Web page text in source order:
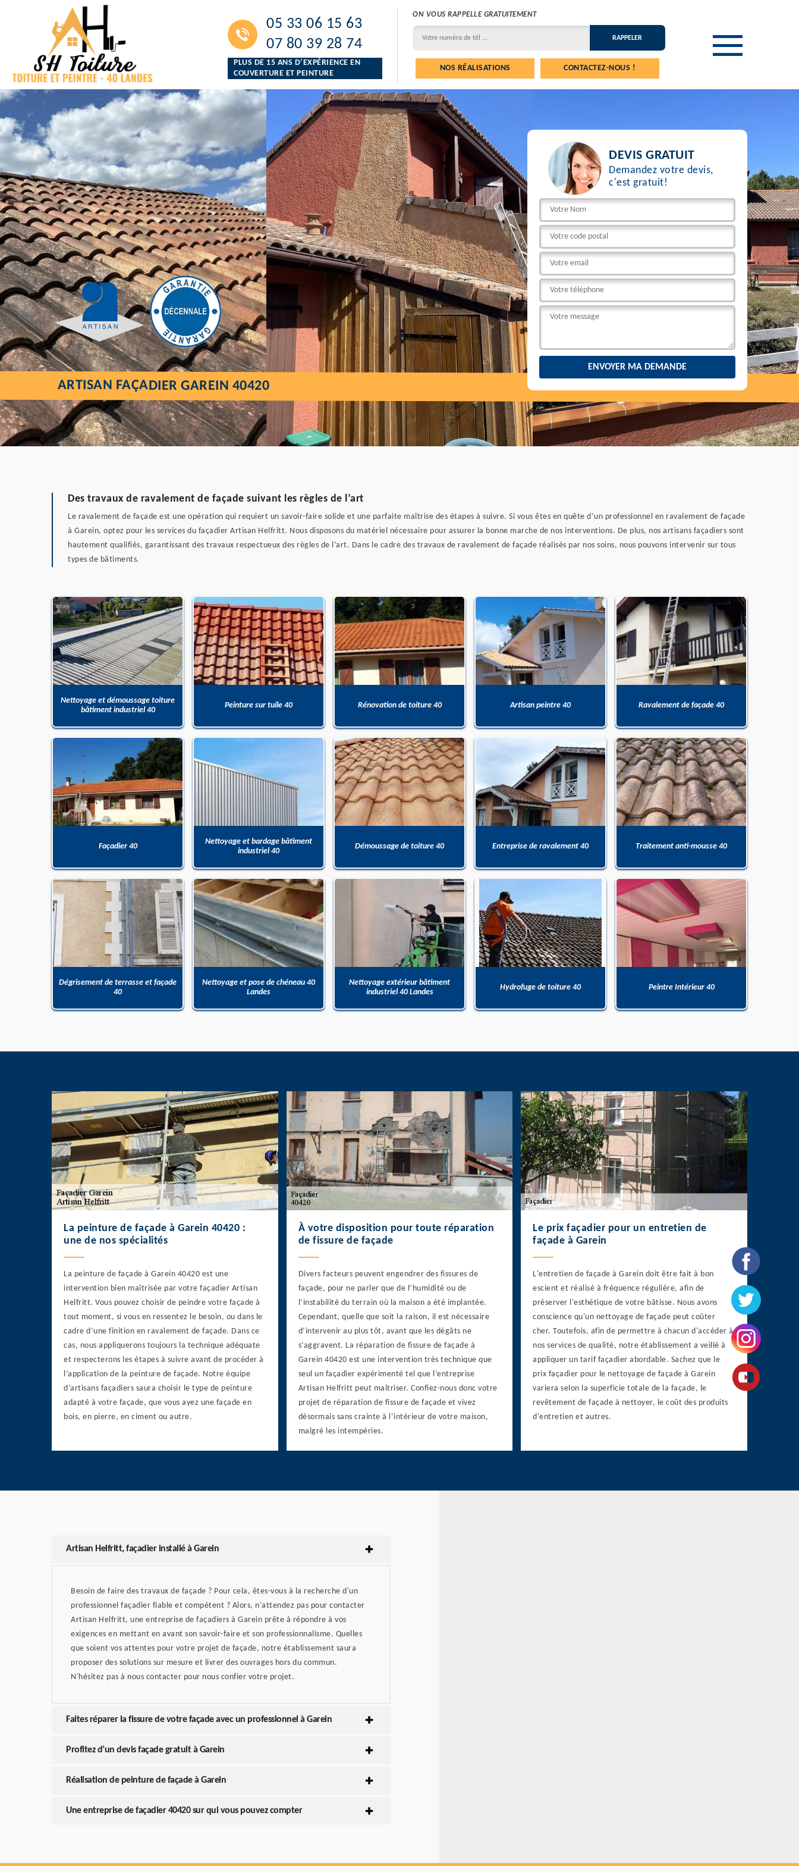
05 33 06 15 63
07 80 39 28 74
PLUS DE 15 ANS D’EXPÉRIENCE EN
COUVERTURE ET PEINTURE
ON VOUS RAPPELLE GRATUITEMENT
NOS RÉALISATIONS CONTACTEZ-NOUS !
DEVIS GRATUIT
Demandez votre devis,
c'est gratuit!
ARTISAN FAÇADIER GAREIN 40420
Des travaux de ravalement de façade suivant les règles de l’art
Le ravalement de façade est une opération qui requiert un savoir-faire solide et une parfaite maîtrise des étapes à suivre. Si vous êtes en quête d’un professionnel en ravalement de façade
à Garein, optez pour les services du façadier Artisan Helfritt. Nous disposons du matériel nécessaire pour assurer la bonne marche de nos interventions. De plus, nos artisans façadiers sont
hautement qualifiés, garantissant des travaux respectueux des règles de l’art. Dans le cadre des travaux de ravalement de façade réalisés par nos soins, nous pouvons intervenir sur tous
types de bâtiments.
Nettoyage et démoussage toiture
bâtiment industriel 40
Peinture sur tuile 40 Rénovation de toiture 40 Artisan peintre 40 Ravalement de façade 40
Façadier 40
Nettoyage et bardage bâtiment
industriel 40
Démoussage de toiture 40 Entreprise de ravalement 40 Traitement anti-mousse 40
Dégrisement de terrasse et façade
40
Nettoyage et pose de chéneau 40
Landes
Nettoyage extérieur bâtiment
industriel 40 Landes
Hydrofuge de toiture 40 Peintre Intérieur 40
La peinture de façade à Garein 40420 :
une de nos spécialités
La peinture de façade à Garein 40420 est une
intervention bien maîtrisée par votre façadier Artisan
Helfritt. Vous pouvez choisir de peindre votre façade à
tout moment, si vous en ressentez le besoin, ou dans le
cadre d’une finition en ravalement de façade. Dans ce
cas, nous appliquerons toujours la technique adéquate
et respecterons les étapes à suivre avant de procéder à
l’application de la peinture de façade. Notre équipe
d’artisans façadiers saura choisir le type de peinture
adapté à votre façade, que vous ayez une façade en
bois, en pierre, en ciment ou autre.
À votre disposition pour toute réparation
de fissure de façade
Divers facteurs peuvent engendrer des fissures de
façade, pour ne parler que de l’humidité ou de
l’instabilité du terrain où la maison a été implantée.
Cependant, quelle que soit la raison, il est nécessaire
d’intervenir au plus tôt, avant que les dégâts ne
s’aggravent. La réparation de fissure de façade à
Garein 40420 est une intervention très technique que
seul un façadier expérimenté tel que l’entreprise
Artisan Helfritt peut maîtriser. Confiez-nous donc votre
projet de réparation de fissure de façade et vivez
désormais sans crainte à l’intérieur de votre maison,
malgré les intempéries.
Le prix façadier pour un entretien de
façade à Garein
L'entretien de façade à Garein doit être fait à bon
escient et réalisé à fréquence régulière, afin de
préserver l'esthétique de votre bâtisse. Nous avons
conscience qu'un nettoyage de façade peut coûter
cher. Toutefois, afin de permettre à chacun d'accéder à
nos services de qualité, notre établissement a veillé à
appliquer un tarif façadier abordable. Sachez que le
prix façadier pour le nettoyage de façade à Garein
variera selon la superficie totale de la façade, le
revêtement de façade à nettoyer, le coût des produits
d'entretien et autres.
Artisan Helfritt, façadier installé à Garein
Besoin de faire des travaux de façade ? Pour cela, êtes-vous à la recherche d'un
professionnel façadier fiable et compétent ? Alors, n'attendez pas pour contacter
Artisan Helfritt, une entreprise de façadiers à Garein prête à répondre à vos
exigences en mettant en avant son savoir-faire et son professionnalisme. Quelles
que soient vos attentes pour votre projet de façade, notre établissement saura
proposer des solutions sur mesure et livrer des ouvrages hors du commun.
N'hésitez pas à nous contacter pour nous confier votre projet.
Faites réparer la fissure de votre façade avec un professionnel à Garein
Profitez d’un devis façade gratuit à Garein
Réalisation de peinture de façade à Garein
Une entreprise de façadier 40420 sur qui vous pouvez compter